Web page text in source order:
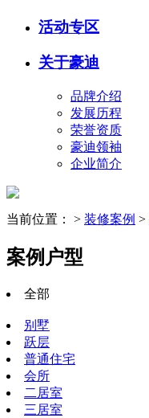
活动专区
关于豪迪
品牌介绍
发展历程
荣誉资质
豪迪领袖
企业简介
当前位置： > 装修案例 >
案例户型
全部
别墅
跃层
普通住宅
会所
二居室
三居室